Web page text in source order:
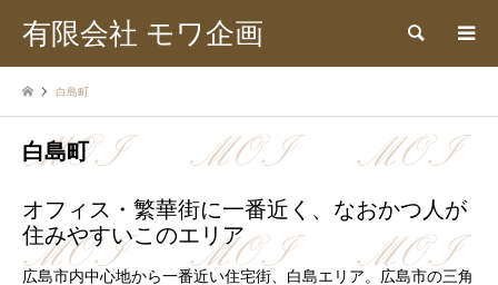
有限会社 モワ企画 検索
白島町
白島町
オフィス・繁華街に一番近く、なおかつ人が
住みやすいこのエリア
広島市内中心地から一番近い住宅街、白島エリア。広島市の三角